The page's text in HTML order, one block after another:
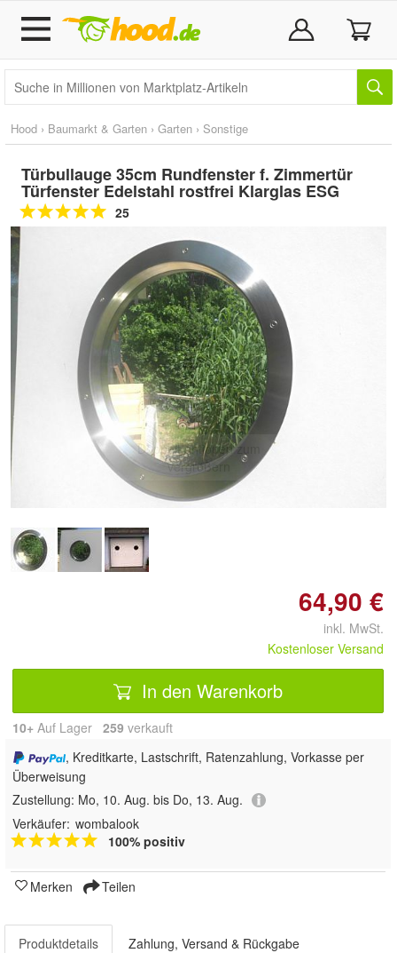
Hood › Baumarkt & Garten › Garten › Sonstige
Türbullauge 35cm Rundfenster f. Zimmertür
Türfenster Edelstahl rostfrei Klarglas ESG
25
Doppelt antippen zum
vergrößern
64,90 €
inkl. MwSt.
Kostenloser Versand
In den Warenkorb
10+ Auf Lager 259 verkauft
, Kreditkarte, Lastschrift, Ratenzahlung, Vorkasse per
Überweisung
Zustellung: Mo, 10. Aug. bis Do, 13. Aug.
Verkäufer: wombalook
100% positiv
Merken Teilen
Produktdetails Zahlung, Versand & Rückgabe